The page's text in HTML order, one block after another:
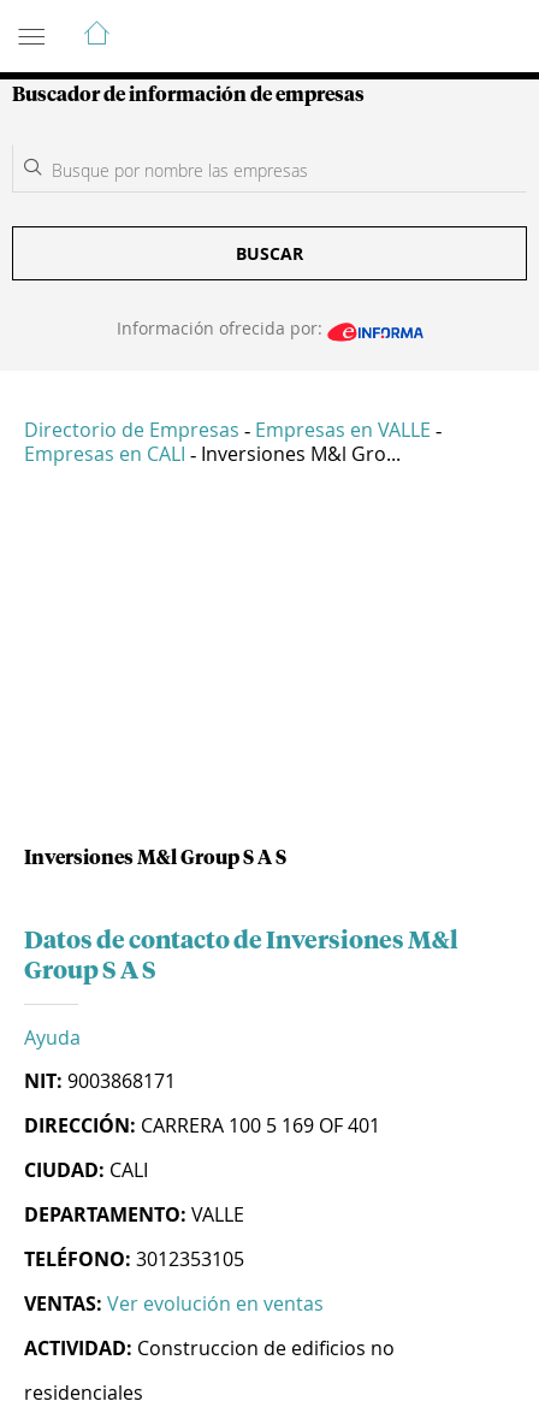
Guía de Empresas Colombianas
Buscador de información de empresas
BUSCAR
Información ofrecida por:
Directorio de Empresas - Empresas en VALLE -
Empresas en CALI - Inversiones M&l Gro...
Inversiones M&l Group S A S
Datos de contacto de Inversiones M&l
Group S A S
Ayuda
NIT: 9003868171
DIRECCIÓN: CARRERA 100 5 169 OF 401
CIUDAD: CALI
DEPARTAMENTO: VALLE
TELÉFONO: 3012353105
VENTAS: Ver evolución en ventas
ACTIVIDAD: Construccion de edificios no
residenciales